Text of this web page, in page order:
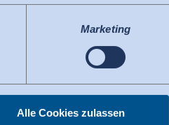
Datenschutzniveau. Es besteht
Marketing
Alle Cookies zulassen
Račun boste prejeli
Skupno trajanje: 130